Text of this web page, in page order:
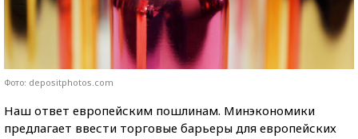
Фото: depositphotos.com
Наш ответ европейским пошлинам. Минэкономики
предлагает ввести торговые барьеры для европейских